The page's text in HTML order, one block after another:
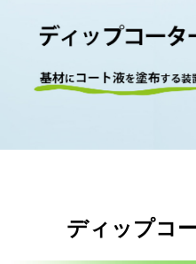
ディップコ